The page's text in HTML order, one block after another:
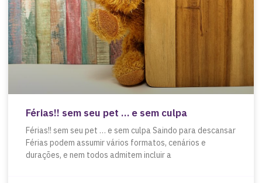
Férias!! sem seu pet … e sem culpa
Férias!! sem seu pet … e sem culpa Saindo para descansar
Férias podem assumir vários formatos, cenários e
durações, e nem todos admitem incluir a